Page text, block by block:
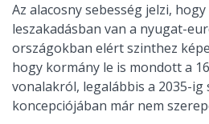
Az alacosny sebesség jelzi,
leszakadásban van a nyugat-
országokban elért szinthez
hogy kormány le is mondott a
vonalakról, legalábbis a 2035-ig
koncepciójában már nem